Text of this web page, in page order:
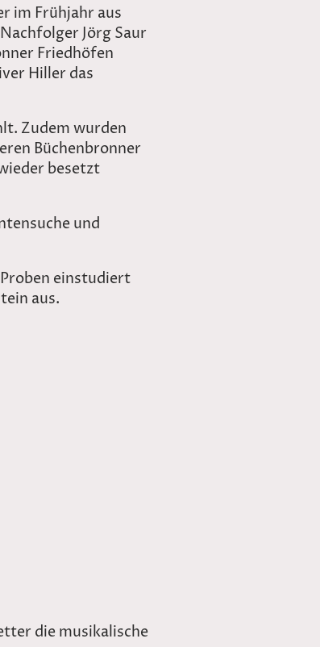
im Frühjahr aus
Jörg Saur
Friedhöfen
Hiller das
Zudem wurden
Büchenbronner
besetzt
und
einstudiert
aus.
die musikalische